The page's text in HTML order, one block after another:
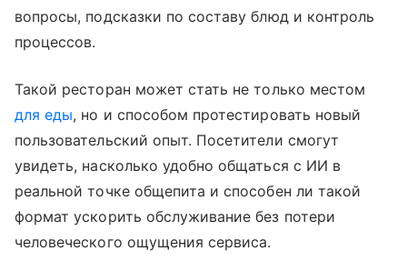
вопросы, подсказки по составу блюд и контроль
процессов.
Такой ресторан может стать не только местом
для еды, но и способом протестировать новый
пользовательский опыт. Посетители смогут
увидеть, насколько удобно общаться с ИИ в
реальной точке общепита и способен ли такой
формат ускорить обслуживание без потери
человеческого ощущения сервиса.